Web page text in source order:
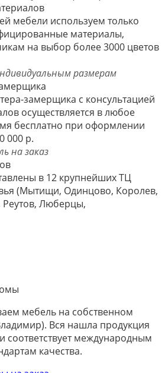
мебели используем только
материалы,
на выбор более 3000 цветов
замерщика с консультацией
осуществляется в любое
бесплатно при оформлении
000 р.
в 12 крупнейших ТЦ
(Мытищи, Одинцово, Королев,
Люберцы,
мебель на собственном
Вся нашла продукция
соответствует международным
качества.